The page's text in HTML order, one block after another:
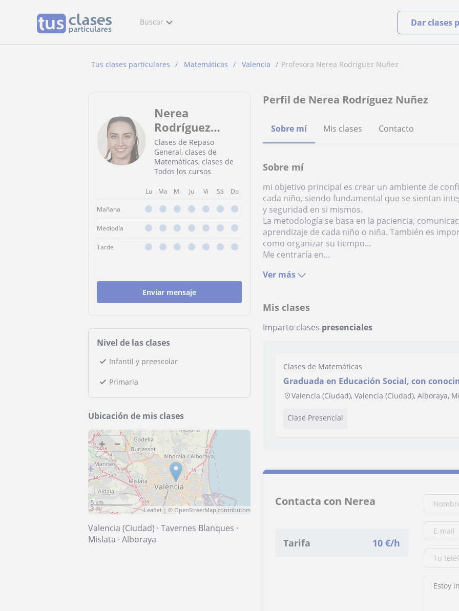
Buscar Dar clases
Tus clases particulares Matemáticas Valencia Profesora Nerea Rodríguez Nuñez
Nerea
Rodríguez
Nuñez
Clases de Repaso
General, clases de
Matemáticas, clases de
Todos los cursos
Lu Ma Mi Ju Vi Sá Do
Mañana
Mediodía
Tarde
Enviar mensaje
Nivel de las clases
Infantil y preescolar
Primaria
Ubicación de mis clases
+ −
5 km
3 mi
Leaflet | ©OpenStreetMap contributors
Valencia (Ciudad) · Tavernes Blanques ·
Mislata · Alboraya
Perfil de Nerea Rodríguez Nuñez
Sobre mí Mis clases Contacto
Sobre mí
mi objetivo principal es crear un ambiente de
cada niño, siendo fundamental que se sientan
y seguridad en si mismos.
La metodología se basa en la paciencia,
aprendizaje de cada niño o niña. También es
como organizar su tiempo…
Me centraría en...
Ver más
Mis clases
Imparto clases presenciales
Clases de Matemáticas
Graduada en Educación Social, con
apoyo a niños y niñas en sus tareas
Valencia (Ciudad), Valencia (Ciudad), Alboraya,
Clase Presencial
Contacta con Nerea
Tarifa 10 €/h